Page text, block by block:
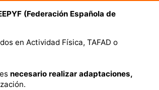
(Federación Española de
en Actividad Física, TAFAD o
necesario realizar adaptaciones,